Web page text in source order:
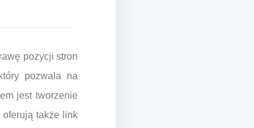
pozycji stron
pozwala na
jest tworzenie
także link